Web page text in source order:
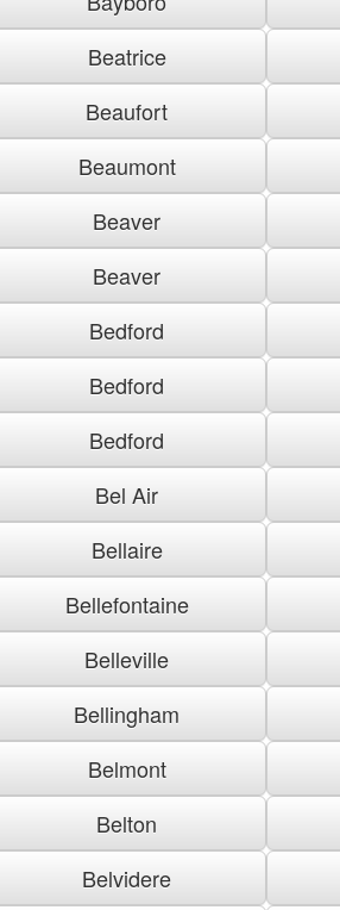
Beatrice
Beaufort
Beaumont
Beaver
Beaver
Bedford
Bedford
Bedford
Bel Air
Bellaire
Bellefontaine
Belleville
Bellingham
Belmont
Belton
Belvidere